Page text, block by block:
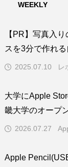
WEEKLY
【PR】写真入
スを3分で作れる
e!Case」を使っ
2025.07.10 レ
大学にApple
畿大学のオープ
1日限りの特別な
2026.07.27
Apple